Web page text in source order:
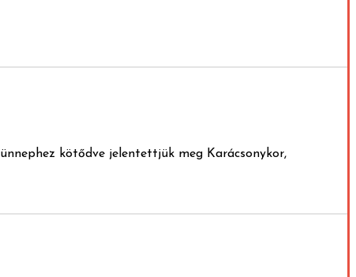
kötődve jelentettjük meg Karácsonykor,